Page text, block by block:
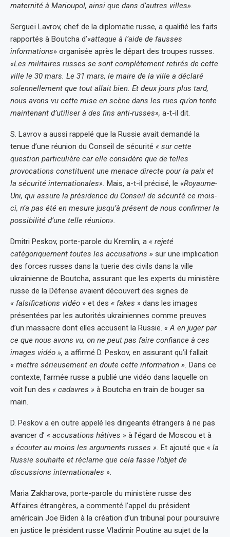
maternité à Marioupol, ainsi que dans d’autres villes».
Sergueï Lavrov, chef de la diplomatie russe, a qualifié les faits
rapportés à Boutcha d’«attaque à l’aide de fausses
informations» organisée après le départ des troupes russes.
«Les militaires russes se sont complètement retirés de cette
ville le 30 mars. Le 31 mars, le maire de la ville a déclaré
solennellement que tout allait bien. Et deux jours plus tard,
nous avons vu cette mise en scène dans les rues qu’on tente
maintenant d’utiliser à des fins anti-russes», a-t-il dit.
S. Lavrov a aussi rappelé que la Russie avait demandé la
tenue d’une réunion du Conseil de sécurité « sur cette
question particulière car elle considère que de telles
provocations constituent une menace directe pour la paix et
la sécurité internationales». Mais, a-t-il précisé, le «Royaume-
Uni, qui assure la présidence du Conseil de sécurité ce mois-
ci, n’a pas été en mesure jusqu’à présent de nous confirmer la
possibilité d’une telle réunion».
Dmitri Peskov, porte-parole du Kremlin, a « rejeté
catégoriquement toutes les accusations » sur une implication
des forces russes dans la tuerie des civils dans la ville
ukrainienne de Boutcha, assurant que les experts du ministère
russe de la Défense avaient découvert des signes de
« falsifications vidéo » et des « fakes » dans les images
présentées par les autorités ukrainiennes comme preuves
d’un massacre dont elles accusent la Russie. « A en juger par
ce que nous avons vu, on ne peut pas faire confiance à ces
images vidéo », a affirmé D. Peskov, en assurant qu’il fallait
« mettre sérieusement en doute cette information ». Dans ce
contexte, l’armée russe a publié une vidéo dans laquelle on
voit l’un des « cadavres » à Boutcha en train de bouger sa
main.
D. Peskov a en outre appelé les dirigeants étrangers à ne pas
avancer d’ « accusations hâtives » à l’égard de Moscou et à
« écouter au moins les arguments russes ». Et ajouté que « la
Russie souhaite et réclame que cela fasse l’objet de
discussions internationales ».
Maria Zakharova, porte-parole du ministère russe des
Affaires étrangères, a commenté l’appel du président
américain Joe Biden à la création d’un tribunal pour poursuivre
en justice le président russe Vladimir Poutine au sujet de la